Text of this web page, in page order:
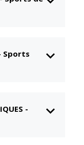
Sports
-